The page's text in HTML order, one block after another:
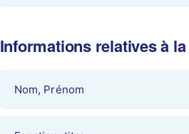
Informations relatives à